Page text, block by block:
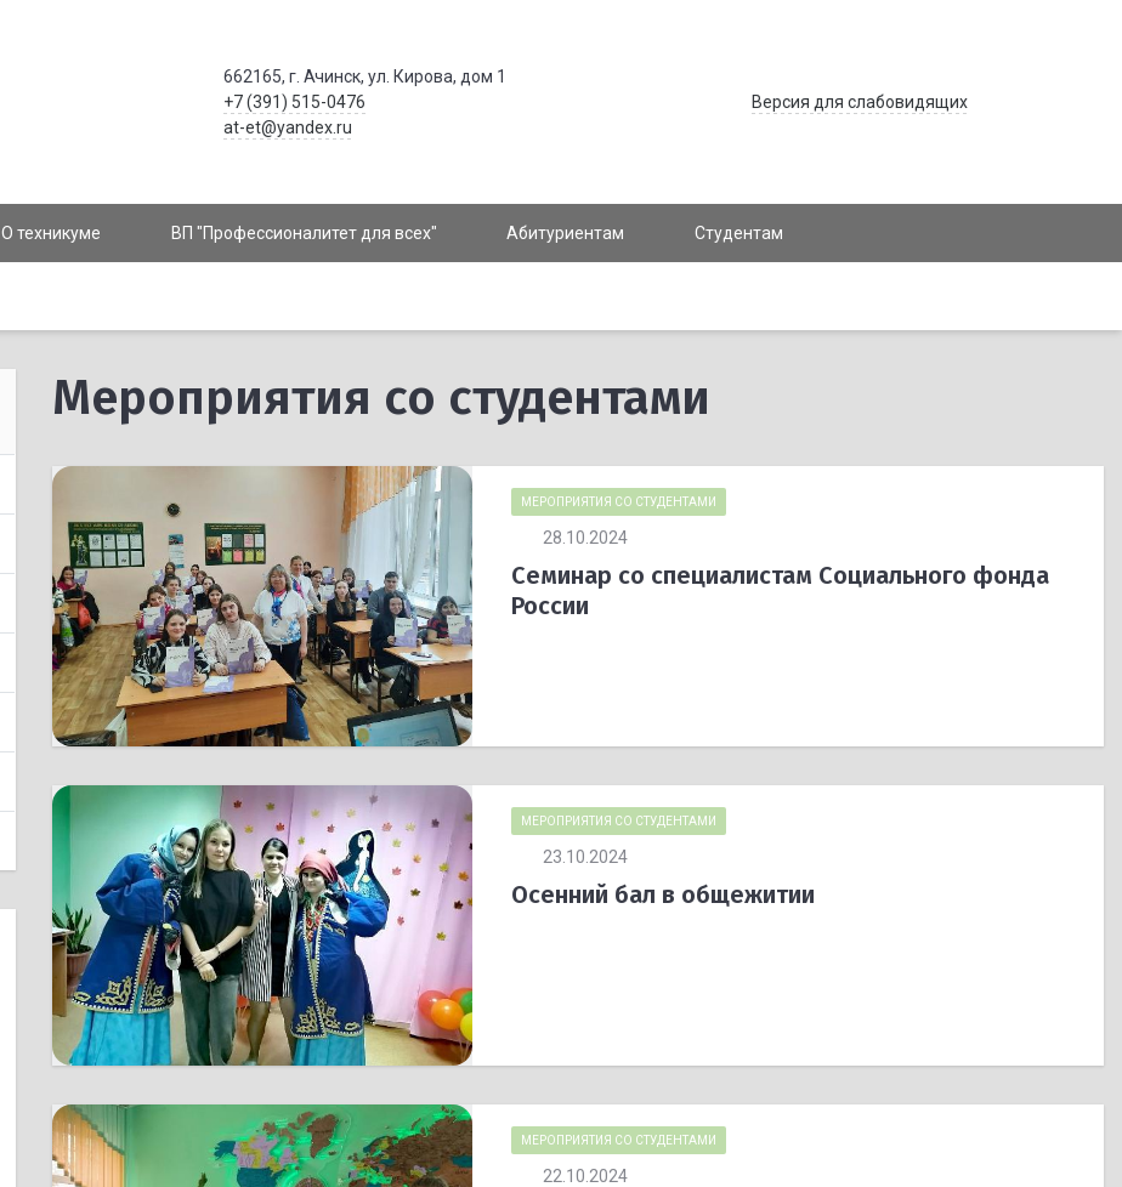
662165, г. Ачинск, ул. Кирова, дом 1
+7 (391) 515-0476
at-et@yandex.ru
Версия для слабовидящих
О техникуме ВП "Профессионалитет для всех" Абитуриентам Студентам
Мероприятия со студентами
МЕРОПРИЯТИЯ СО СТУДЕНТАМИ
28.10.2024
Семинар со специалистам Социального фонда
России
МЕРОПРИЯТИЯ СО СТУДЕНТАМИ
23.10.2024
Осенний бал в общежитии
МЕРОПРИЯТИЯ СО СТУДЕНТАМИ
22.10.2024